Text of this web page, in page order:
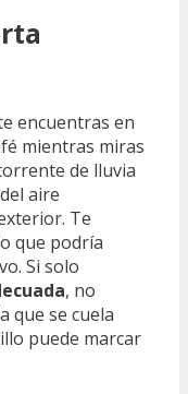
encuentras en
mientras miras
de lluvia
aire
Te
que podría
Si solo
, no
que se cuela
puede marcar